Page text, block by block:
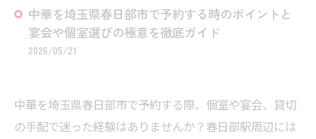
中華を埼玉県春日部市で予約する時のポイントと
宴会や個室選びの極意を徹底ガイド
2026/05/21
中華を埼玉県春日部市で予約する際、個室や宴会、貸切
の手配で迷った経験はありませんか？春日部駅周辺には